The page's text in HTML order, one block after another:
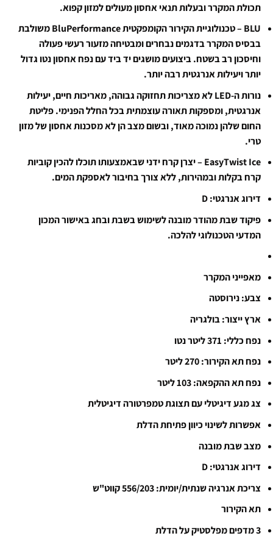
תכולת המקרר ובעלות תנאי אחסון מעולים למזון קפוא.
BLU – טכנולוגיית הקירור הקומפקטית BluPerformance משולבת
בבסיס המקרר בדגמים נבחרים ומבטיחה מזעור רעשי פעולה
וחיסכון רב בשטח. ביצועים מושגים יד ביד עם נפח אחסון נטו גדול
יותר ויעילות אנרגטית רבה יותר.
נורות ה-LED לא מצריכות תחזוקה גבוהה, מאריכות חיים, יעילות
אנרגטית, ומספקות תאורה עוצמתית בכל החלל הפנימי. פליטת
החום שלהן נמוכה מאוד, ובשום מצב הן לא מסכנות אחסון של מזון
טרי.
EasyTwist Ice – יצרן קרח ידני שבאמצעותו תוכלו להכין קוביות
קרח בקלות ובמהירות, ללא צורך בחיבור לאספקת המים.
דירוג אנרגטי: D
פיקוד שבת מהודר מובנה לשימוש בשבת ובחג באישור המכון
המדעי הטכנולוגי להלכה.
מאפייני המקרר
צבע: נירוסטה
ארץ ייצור: בולגריה
נפח כללי: 371 ליטר נטו
נפח תא הקירור: 270 ליטר
נפח תא ההקפאה: 103 ליטר
צג מגע דיגיטלי עם תצוגת טמפרטורה דיגיטלית
אפשרות לשינוי כיוון פתיחת הדלת
מצב שבת מובנה
דירוג אנרגטי: D
צריכת אנרגיה שנתית/יומית: 556/203 קווט"ש
תא הקירור
3 מדפים מפלסטיק על הדלת